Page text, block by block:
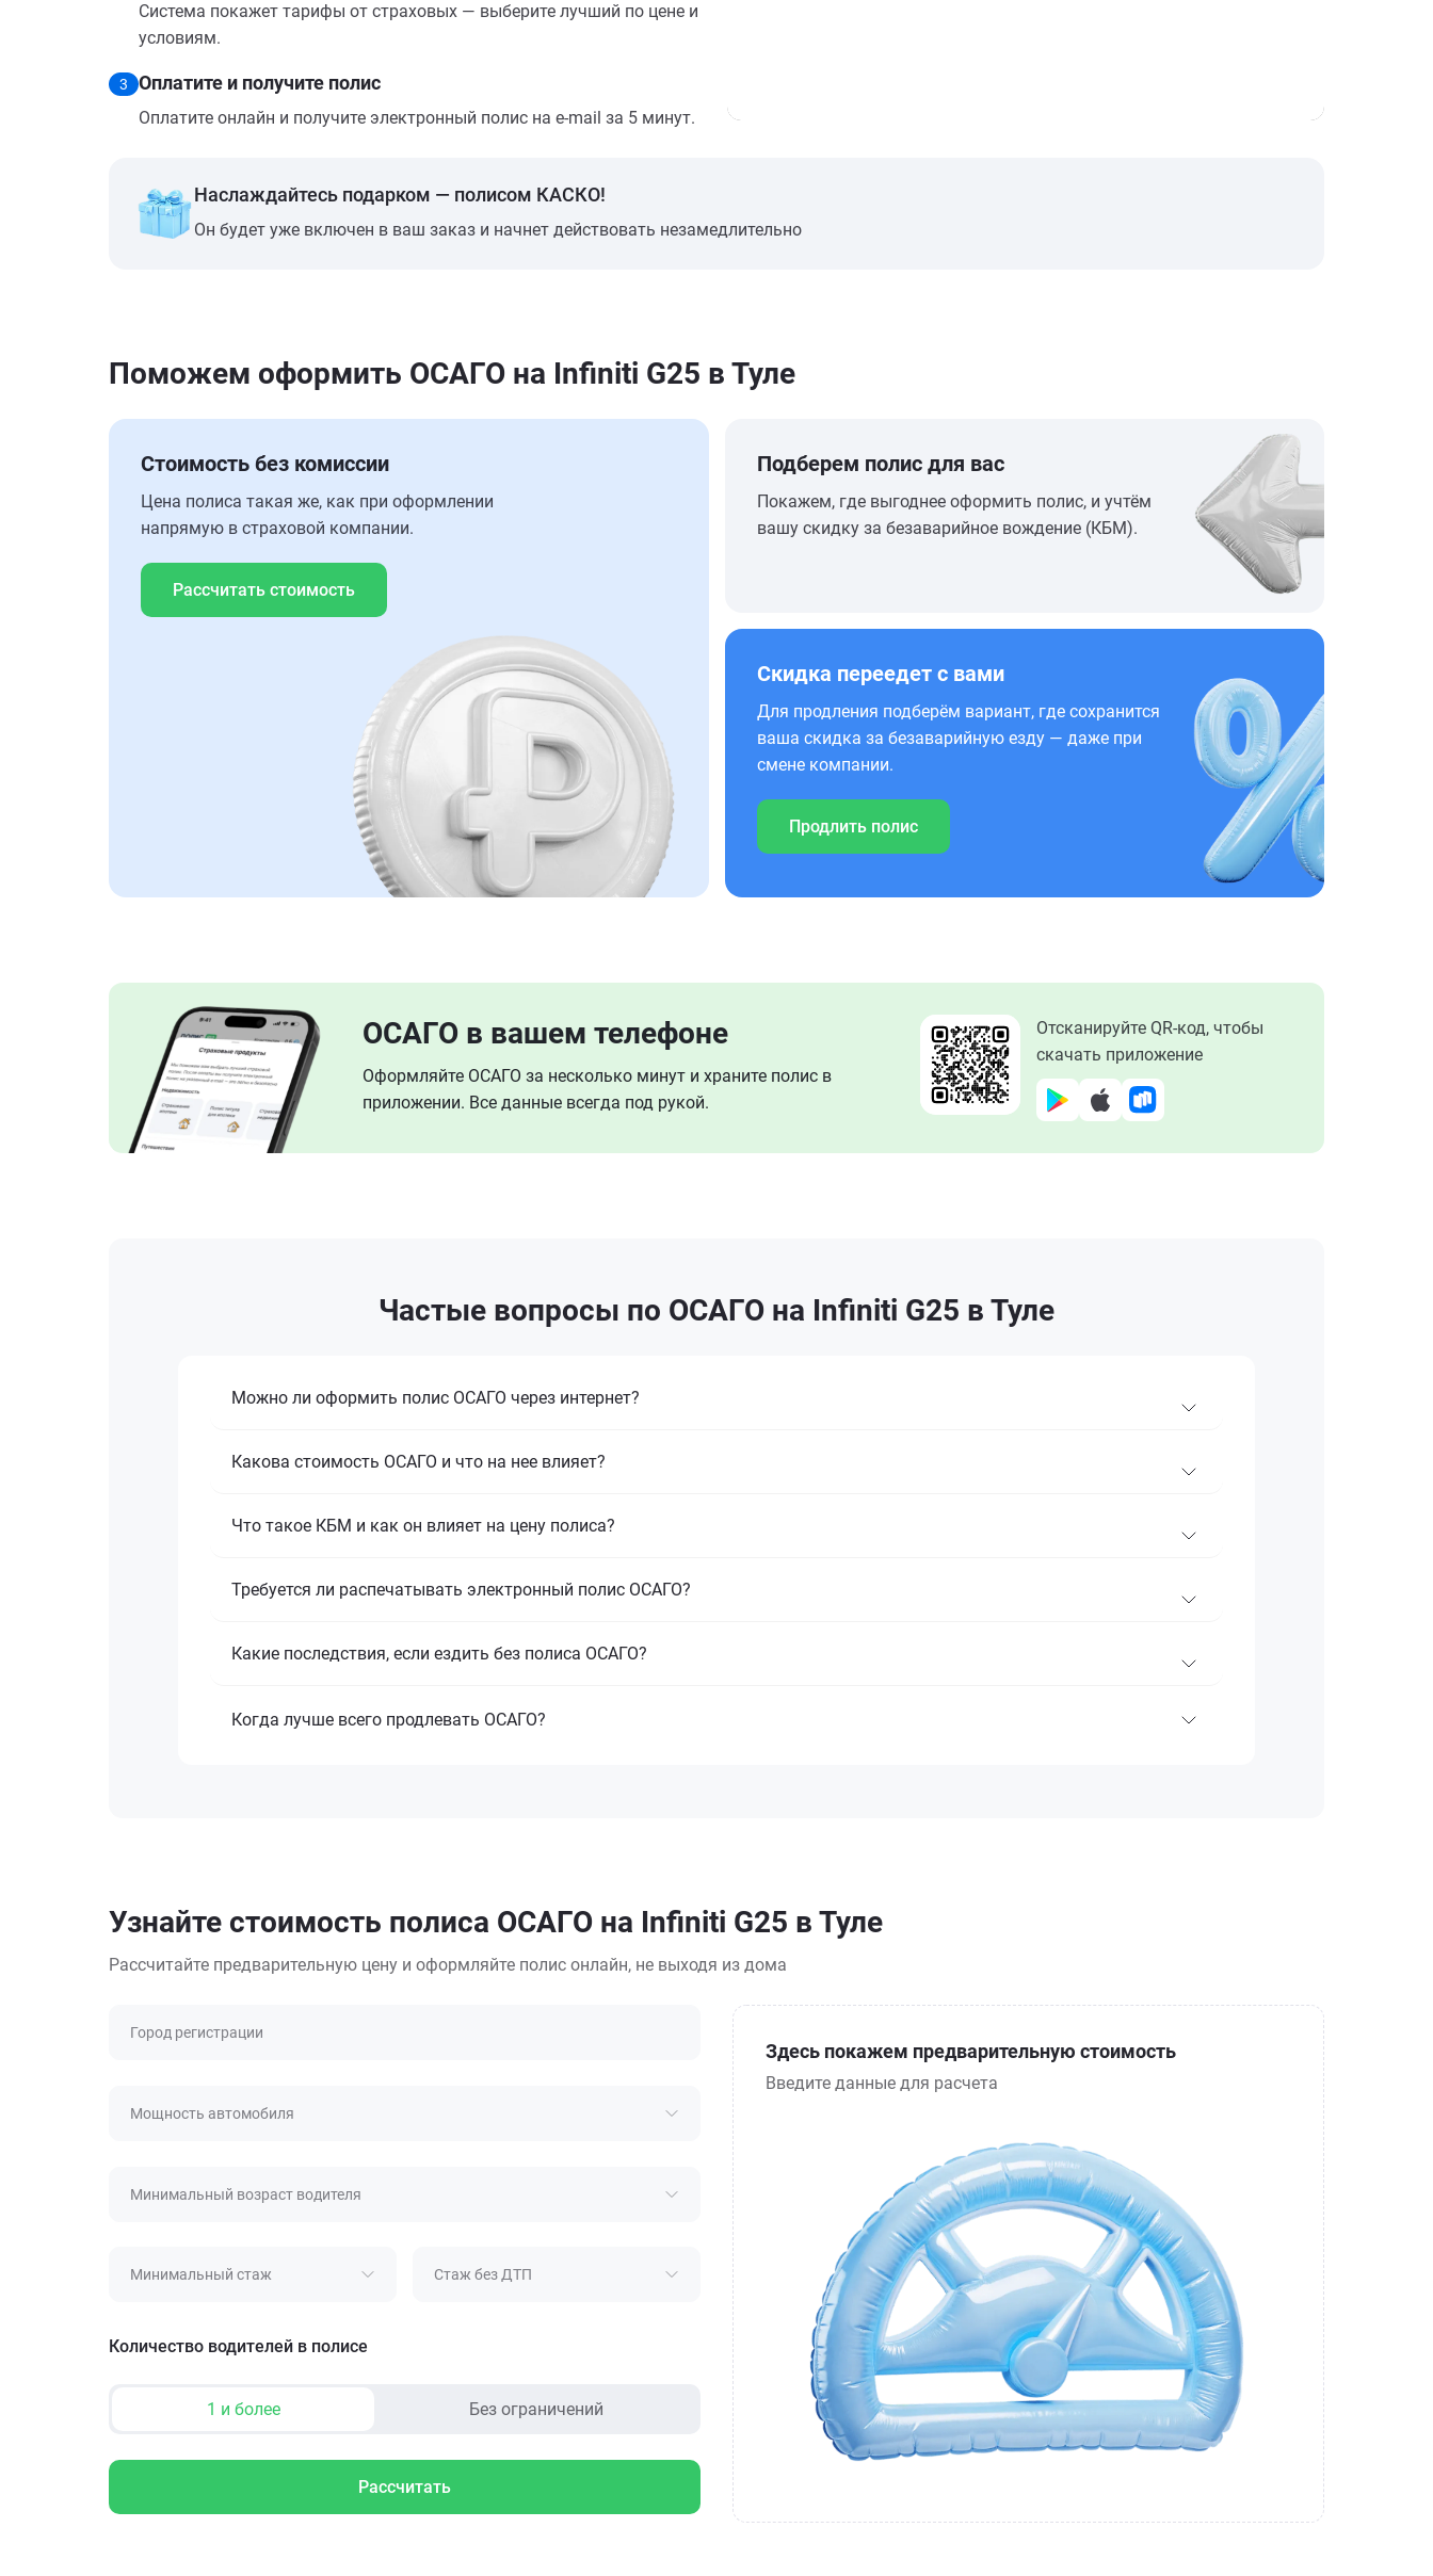
Система покажет тарифы от страховых — выберите лучший по цене и
условиям.
3 Оплатите и получите полис
Оплатите онлайн и получите электронный полис на e-mail за 5 минут.
Наслаждайтесь подарком — полисом КАСКО!
Он будет уже включен в ваш заказ и начнет действовать незамедлительно
Поможем оформить ОСАГО на Infiniti G25 в Туле
Стоимость без комиссии
Цена полиса такая же, как при оформлении
напрямую в страховой компании.
Рассчитать стоимость
Подберем полис для вас
Покажем, где выгоднее оформить полис, и учтём
вашу скидку за безаварийное вождение (КБМ).
Скидка переедет с вами
Для продления подберём вариант, где сохранится
ваша скидка за безаварийную езду — даже при
смене компании.
Продлить полис
ОСАГО в вашем телефоне
Оформляйте ОСАГО за несколько минут и храните полис в
приложении. Все данные всегда под рукой.
Отсканируйте QR-код, чтобы
скачать приложение
Частые вопросы по ОСАГО на Infiniti G25 в Туле
Можно ли оформить полис ОСАГО через интернет?
Какова стоимость ОСАГО и что на нее влияет?
Что такое КБМ и как он влияет на цену полиса?
Требуется ли распечатывать электронный полис ОСАГО?
Какие последствия, если ездить без полиса ОСАГО?
Когда лучше всего продлевать ОСАГО?
Узнайте стоимость полиса ОСАГО на Infiniti G25 в Туле
Рассчитайте предварительную цену и оформляйте полис онлайн, не выходя из дома
Город регистрации
Мощность автомобиля
Минимальный возраст водителя
Минимальный стаж Стаж без ДТП
Количество водителей в полисе
1 и более Без ограничений
Рассчитать
Здесь покажем предварительную стоимость
Введите данные для расчета